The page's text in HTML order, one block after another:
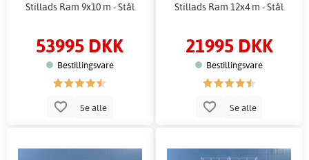
Stillads Ram 9x10 m - Stål
53995 DKK
Bestillingsvare
Se alle
Stillads Ram 12x4 m - Stål
21995 DKK
Bestillingsvare
Se alle